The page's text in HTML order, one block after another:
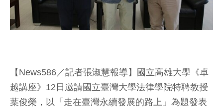
【News586／記者張淑慧報導】國立高雄大學《卓
越講座》12日邀請國立臺灣大學法律學院特聘教授
葉俊榮，以「走在臺灣永續發展的路上」為題發表